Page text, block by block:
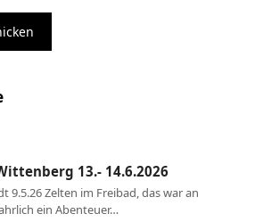
13.- 14.6.2026
9.5.26 Zelten im Freibad, das war an
ein Abenteuer…